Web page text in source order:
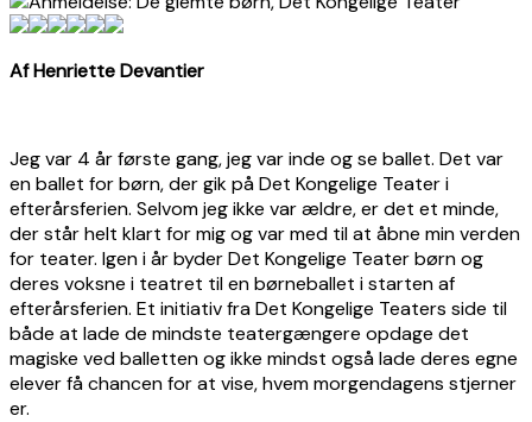
Af Henriette Devantier
Jeg var 4 år første gang, jeg var inde og se ballet. Det var
en ballet for børn, der gik på Det Kongelige Teater i
efterårsferien. Selvom jeg ikke var ældre, er det et minde,
der står helt klart for mig og var med til at åbne min verden
for teater. Igen i år byder Det Kongelige Teater børn og
deres voksne i teatret til en børneballet i starten af
efterårsferien. Et initiativ fra Det Kongelige Teaters side til
både at lade de mindste teatergængere opdage det
magiske ved balletten og ikke mindst også lade deres egne
elever få chancen for at vise, hvem morgendagens stjerner
er.